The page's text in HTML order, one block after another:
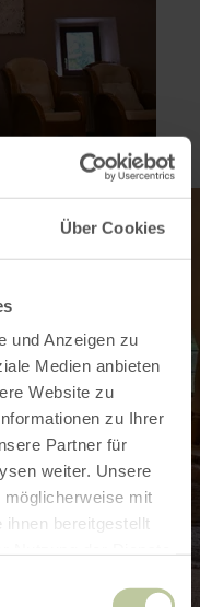
Über Cookies
und Anzeigen zu
Medien anbieten
Website zu
zu Ihrer
Partner für
weiter. Unsere
mit
bereitgestellt